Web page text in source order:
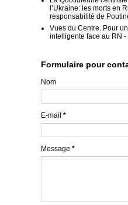
l’Ukraine: les morts en
responsabilité de
Vues du Centre. Pour
intelligente face au RN -
Formulaire pour
Nom
E-mail *
Message *